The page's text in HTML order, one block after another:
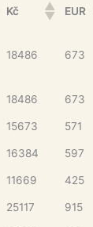
Kč EUR
18486 673
18486 673
15673 571
16384 597
11669 425
25117 915